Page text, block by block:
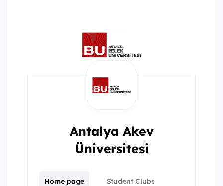
Antalya Akev
Üniversitesi
Home page Student Clubs